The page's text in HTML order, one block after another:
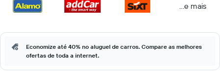
...e mais
Economize até 40% no aluguel de carros. Compare as melhores
ofertas de toda a internet.